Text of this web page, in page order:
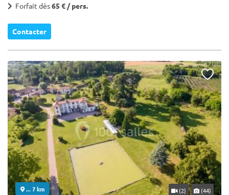
Forfait dès65 € / pers.
Contacter
... 7 km (2) (44)